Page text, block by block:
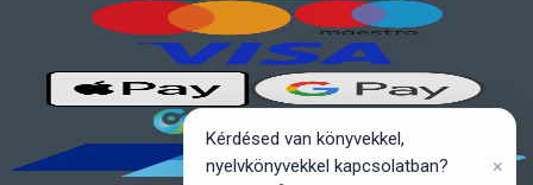
Kérdésed van könyvekkel,
nyelvkönyvekkel kapcsolatban?
×